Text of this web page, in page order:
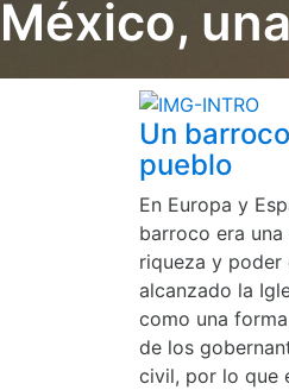
México,
Un
pueblo
En Europa y
barroco era
riqueza y poder
alcanzado la
como una
de los
civil, por lo que